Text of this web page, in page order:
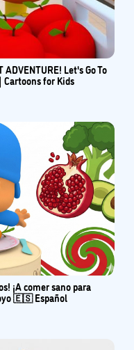
Let's Go To
Cartoons for Kids
¡A comer sano para
🇪🇸 Español